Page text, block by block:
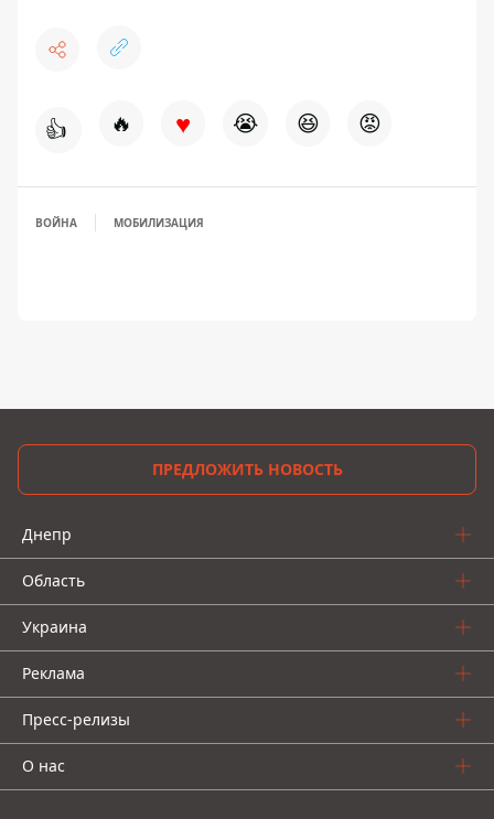
👍 🔥 ♥ 😭 😆 😡
ВОЙНА МОБИЛИЗАЦИЯ
ПРЕДЛОЖИТЬ НОВОСТЬ
Днепр
Область
Украина
Реклама
Пресс-релизы
О нас